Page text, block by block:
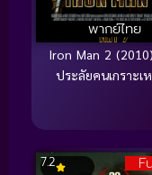
พากย์ไทย
Iron Man 2
ประลัยคนเกราะเ
7.2